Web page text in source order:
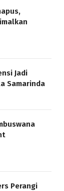
Jadi
Samarinda
Perangi